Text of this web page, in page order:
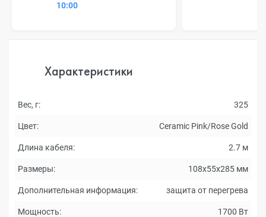
10:00
Характеристики
Вес, г: 325
Цвет: Ceramic Pink/Rose Gold
Длина кабеля: 2.7 м
Размеры: 108х55х285 мм
Дополнительная информация: защита от перегрева
Мощность: 1700 Вт